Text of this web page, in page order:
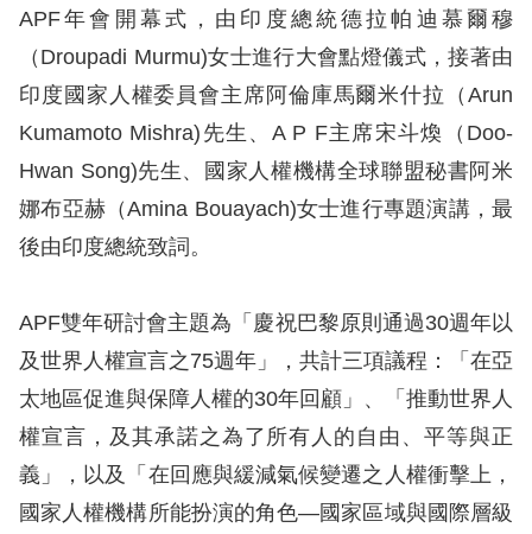
息
人
權
業
務
核
權
公
約
情
申
APF年會開幕式，由印度總統德拉帕迪慕爾穆
（Droupadi Murmu)女士進行大會點燈儀式，接著由
印度國家人權委員會主席阿倫庫馬爾米什拉（Arun
Kumamoto Mishra)先生、A P F主席宋斗煥（Doo-
Hwan Song)先生、國家人權機構全球聯盟秘書阿米
娜布亞赫（Amina Bouayach)女士進行專題演講，最
後由印度總統致詞。
APF雙年研討會主題為「慶祝巴黎原則通過30週年以
及世界人權宣言之75週年」，共計三項議程：「在亞
太地區促進與保障人權的30年回顧」、「推動世界人
權宣言，及其承諾之為了所有人的自由、平等與正
義」，以及「在回應與緩減氣候變遷之人權衝擊上，
國家人權機構所能扮演的角色—國家區域與國際層級